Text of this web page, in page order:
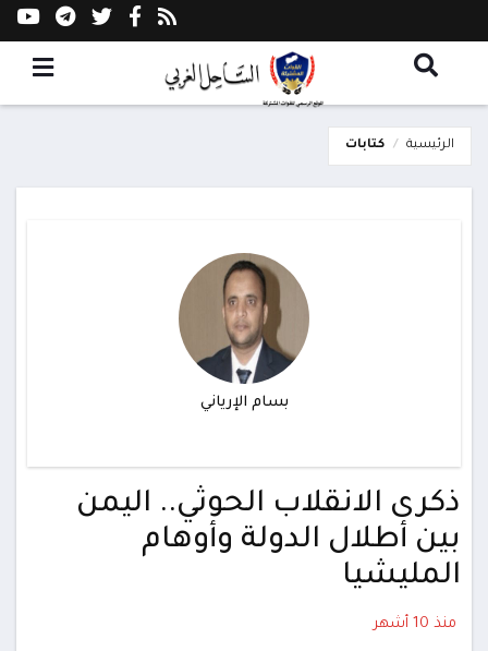
الرئيسية كتابات
بسام الإرياني
ذكرى الانقلاب الحوثي.. اليمن
بين أطلال الدولة وأوهام
المليشيا
منذ 10 أشهر